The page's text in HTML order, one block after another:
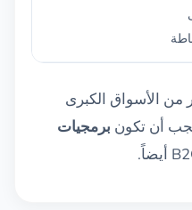
من الأسواق الكبرى
أن تكون برمجيات